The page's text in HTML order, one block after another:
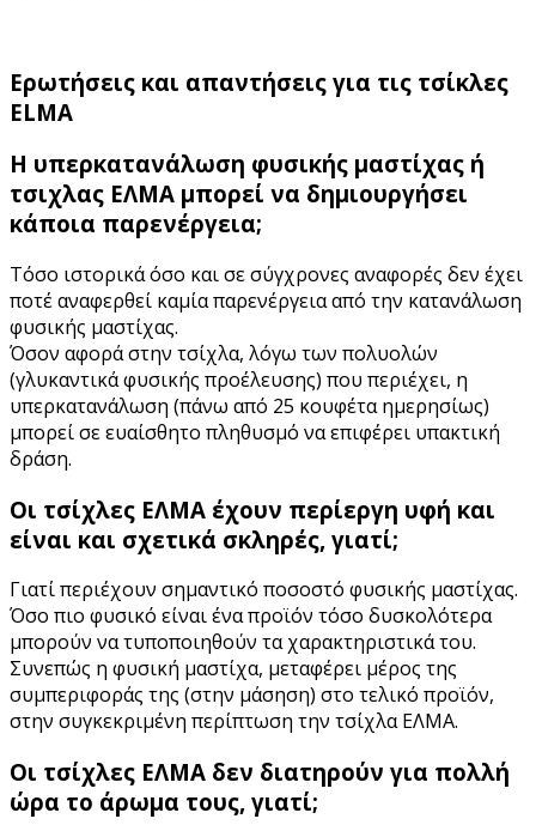
Ερωτήσεις και απαντήσεις για τις τσίκλες
ELMA
Η υπερκατανάλωση φυσικής μαστίχας ή
τσιχλας ΕΛΜΑ μπορεί να δημιουργήσει
κάποια παρενέργεια;
Τόσο ιστορικά όσο και σε σύγχρονες αναφορές δεν έχει
ποτέ αναφερθεί καμία παρενέργεια από την κατανάλωση
φυσικής μαστίχας.
Όσον αφορά στην τσίχλα, λόγω των πολυολών
(γλυκαντικά φυσικής προέλευσης) που περιέχει, η
υπερκατανάλωση (πάνω από 25 κουφέτα ημερησίως)
μπορεί σε ευαίσθητο πληθυσμό να επιφέρει υπακτική
δράση.
Οι τσίχλες ΕΛΜΑ έχουν περίεργη υφή και
είναι και σχετικά σκληρές, γιατί;
Γιατί περιέχουν σημαντικό ποσοστό φυσικής μαστίχας.
Όσο πιο φυσικό είναι ένα προϊόν τόσο δυσκολότερα
μπορούν να τυποποιηθούν τα χαρακτηριστικά του.
Συνεπώς η φυσική μαστίχα, μεταφέρει μέρος της
συμπεριφοράς της (στην μάσηση) στο τελικό προϊόν,
στην συγκεκριμένη περίπτωση την τσίχλα ΕΛΜΑ.
Οι τσίχλες ΕΛΜΑ δεν διατηρούν για πολλή
ώρα το άρωμα τους, γιατί;